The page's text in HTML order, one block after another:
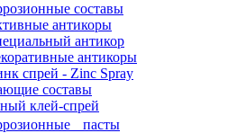
составы
антикоры
антикор
антикоры
спрей - Zinc Spray
составы
клей-спрей
пасты